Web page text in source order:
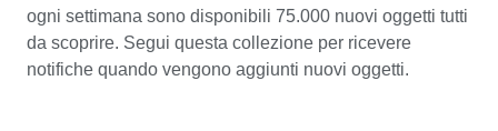
ogni settimana sono disponibili 75.000 nuovi oggetti tutti
da scoprire. Segui questa collezione per ricevere
notifiche quando vengono aggiunti nuovi oggetti.